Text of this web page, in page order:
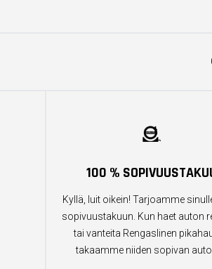
100 %
Kyllä, luit oikein! Tarjoamme
sopivuustakuun. Kun haet auton
tai vanteita Rengaslinen
takaamme niiden sopivan